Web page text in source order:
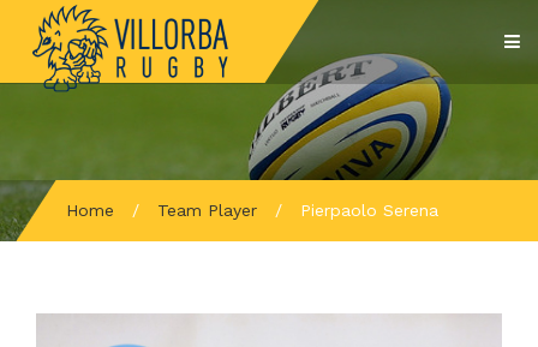
Home / Team Player / Pierpaolo Serena